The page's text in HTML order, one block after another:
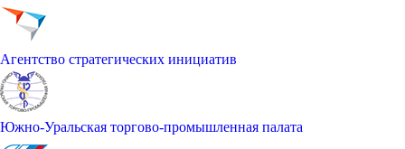
Агентство стратегических инициатив
Южно-Уральская торгово-промышленная палата